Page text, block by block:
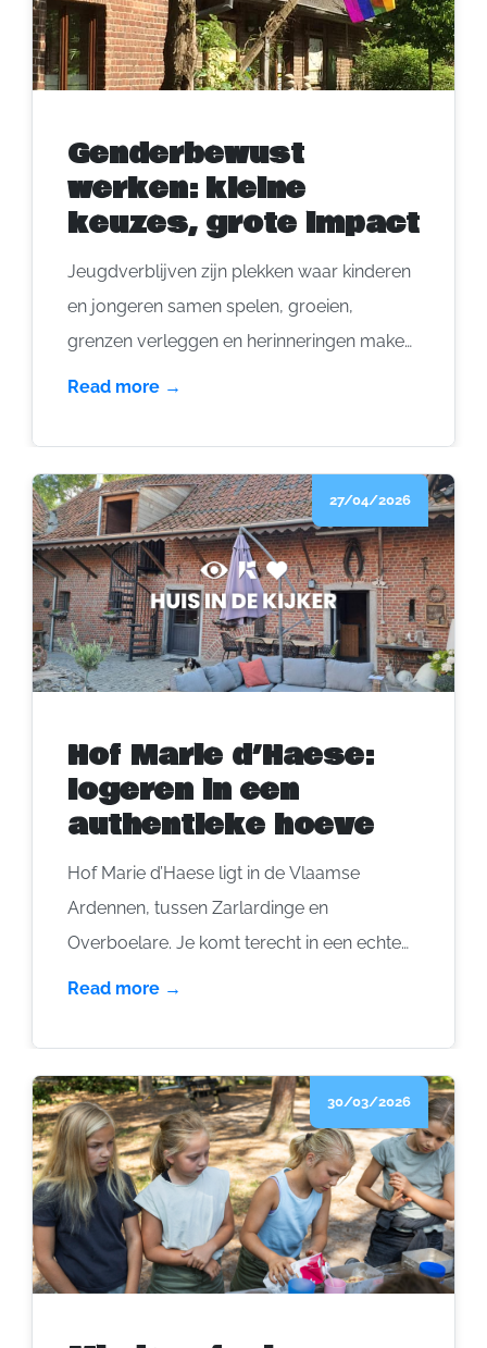
Genderbewust
werken: kleine
keuzes, grote impact
Jeugdverblijven zijn plekken waar kinderen
en jongeren samen spelen, groeien,
grenzen verleggen en herinneringen maken.
Het zijn plekken waar je jezelf mag zijn, of
Read more →
27/04/2026
Hof Marie d’Haese:
logeren in een
authentieke hoeve
Hof Marie d’Haese ligt in de Vlaamse
Ardennen, tussen Zarlardinge en
Overboelare. Je komt terecht in een echte
vierkantshoeve, met paarden in de weide,
en een gezellige binnenkoer. Je slaapt er
met maximaal 12 personen en je kookt er
zelf. Chantal en Gunther baten het verblijf
uit, samen met hun dochters Liebke en
Gaete. Binnenkort nemen Liebke en haar
vriend Cedric het over. Je voelt hier snel, dit
is een plek die warme gastvrijheid uitstraalt.
Read more →
30/03/2026